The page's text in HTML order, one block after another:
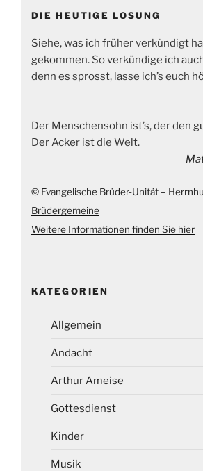
DIE HEUTIGE LOSUNG
Siehe, was ich früher verkündigt
gekommen. So verkündige ich
denn es sprosst, lasse ich’s euch
Der Menschensohn ist’s, der den
Der Acker ist die Welt.
© Evangelische Brüder-Unität –
Brüdergemeine
Weitere Informationen finden Sie hier
KATEGORIEN
Allgemein
Andacht
Arthur Ameise
Gottesdienst
Kinder
Musik